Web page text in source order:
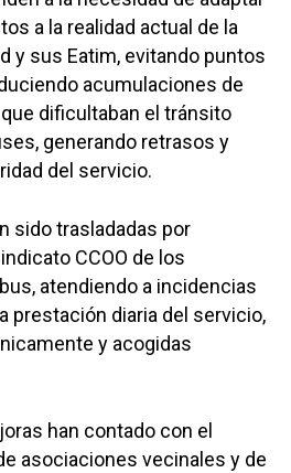
a la realidad actual de la
y sus Eatim, evitando puntos
acumulaciones de
dificultaban el tránsito
generando retrasos y
del servicio.
sido trasladadas por
CCOO de los
atendiendo a incidencias
prestación diaria del servicio,
y acogidas
han contado con el
asociaciones vecinales y de